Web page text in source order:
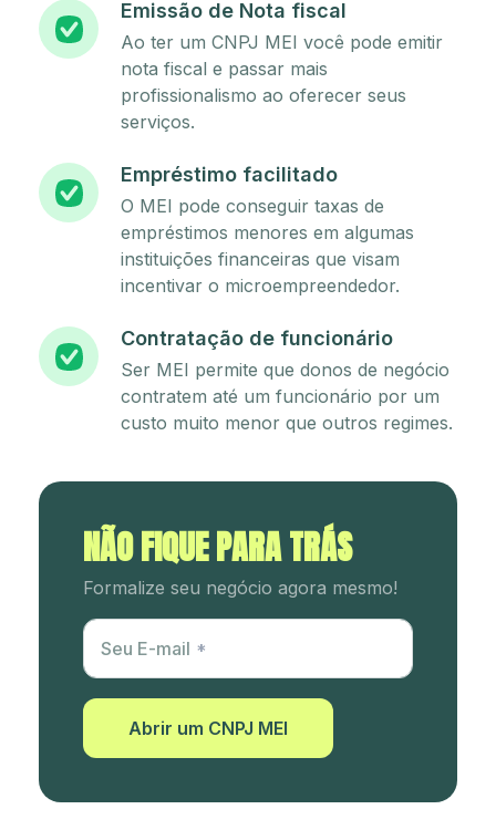
Emissão de Nota fiscal
Ao ter um CNPJ MEI você pode emitir
nota fiscal e passar mais
profissionalismo ao oferecer seus
serviços.
Empréstimo facilitado
O MEI pode conseguir taxas de
empréstimos menores em algumas
instituições financeiras que visam
incentivar o microempreendedor.
Contratação de funcionário
Ser MEI permite que donos de negócio
contratem até um funcionário por um
custo muito menor que outros regimes.
NÃO FIQUE PARA TRÁS
Formalize seu negócio agora mesmo!
Utm Content
Seu E-mail
Abrir um CNPJ MEI